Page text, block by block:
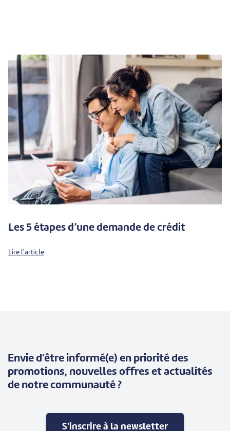
Les 5 étapes d’une demande de crédit
Lire l'article
Envie d'être informé(e) en priorité des
promotions, nouvelles offres et actualités
de notre communauté ?
S'inscrire à la newsletter